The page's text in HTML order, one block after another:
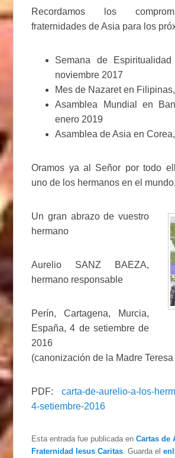
Recordamos los
fraternidades de Asia para los
Semana de
noviembre 2017
Mes de Nazaret en
Asamblea Mundial en
enero 2019
Asamblea de Asia en
Oramos ya al Señor por todo
uno de los hermanos en el mundo.
Un gran abrazo de vuestro
hermano
Aurelio SANZ BAEZA,
hermano responsable
Perín, Cartagena, Murcia,
España, 4 de setiembre de
2016
(canonización de la Madre
PDF: carta-de-aurelio-a-los-
4-setiembre-2016
Esta entrada fue publicada enCartas de
Fraternidad Iesus Caritas. Guarda el